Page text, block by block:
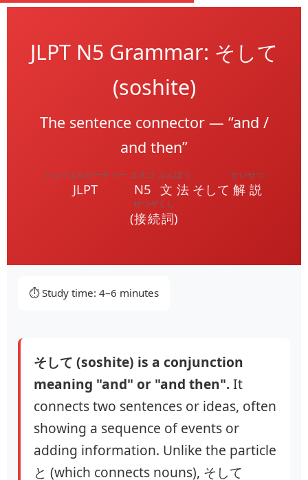
JLPT N5 Grammar: そして
(soshite)
The sentence connector — “and /
and then”
JLPT
ジェイエルピーティー
N5
エヌゴ
文法
ぶんぽう
そして 解説
かいせつ
(接続詞
せつぞくし
)
⏱️ Study time: 4–6 minutes
そして (soshite) is a conjunction
meaning "and" or "and then".It
connects two sentences or ideas, often
showing a sequence of events or
adding information. Unlike the particle
と (which connects nouns), そして